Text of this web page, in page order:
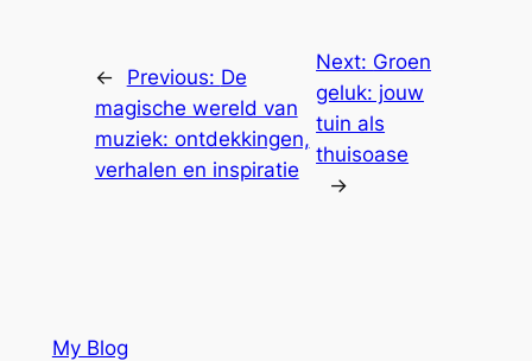
← Previous: De
magische wereld van
muziek: ontdekkingen,
verhalen en inspiratie
Next: Groen
geluk: jouw
tuin als
thuisoase
→
My Blog